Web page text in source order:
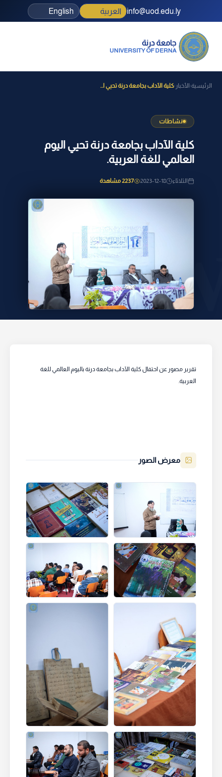
info@uod.edu.ly العربية English
جامعة درنة
UNIVERSITY OF DERNA
الرئيسية› الأخبار ›كلية الآداب بجامعة درنة تحيي ا...
نشاطات
كلية الآداب بجامعة درنة تحيي اليوم
العالمي للغة العربية.
الثلاثاء 2023-12-18 2237 مشاهدة
تقرير مصور عن احتفال كلية الآداب بجامعة درنة باليوم العالمي للغة
العربية.
معرض الصور